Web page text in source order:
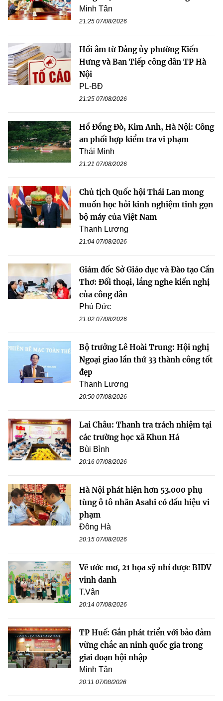
Minh Tân
21:25 07/08/2026
Hồi âm từ Đảng ủy phường Kiến
Hưng và Ban Tiếp công dân TP Hà
Nội
PL-BĐ
21:25 07/08/2026
Hồ Đồng Đò, Kim Anh, Hà Nội: Công
an phối hợp kiểm tra vi phạm
Thái Minh
21:21 07/08/2026
Chủ tịch Quốc hội Thái Lan mong
muốn học hỏi kinh nghiệm tinh gọn
bộ máy của Việt Nam
Thanh Lương
21:04 07/08/2026
Giám đốc Sở Giáo dục và Đào tạo Cần
Thơ: Đối thoại, lắng nghe kiến nghị
của công dân
Phú Đức
21:02 07/08/2026
Bộ trưởng Lê Hoài Trung: Hội nghị
Ngoại giao lần thứ 33 thành công tốt
đẹp
Thanh Lương
20:50 07/08/2026
Lai Châu: Thanh tra trách nhiệm tại
các trường học xã Khun Há
Bùi Bình
20:16 07/08/2026
Hà Nội phát hiện hơn 53.000 phụ
tùng ô tô nhãn Asahi có dấu hiệu vi
phạm
Đông Hà
20:15 07/08/2026
Vẽ ước mơ, 21 họa sỹ nhí được BIDV
vinh danh
T.Vân
20:14 07/08/2026
TP Huế: Gắn phát triển với bảo đảm
vững chắc an ninh quốc gia trong
giai đoạn hội nhập
Minh Tân
20:11 07/08/2026